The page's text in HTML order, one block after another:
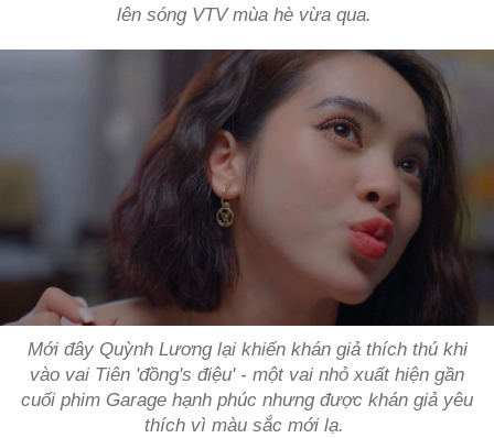
lên sóng VTV mùa hè vừa qua.
Mới đây Quỳnh Lương lại khiến khán giả thích thú khi
vào vai Tiên 'đồng's điệu' - một vai nhỏ xuất hiện gần
cuối phim Garage hạnh phúc nhưng được khán giả yêu
thích vì màu sắc mới lạ.